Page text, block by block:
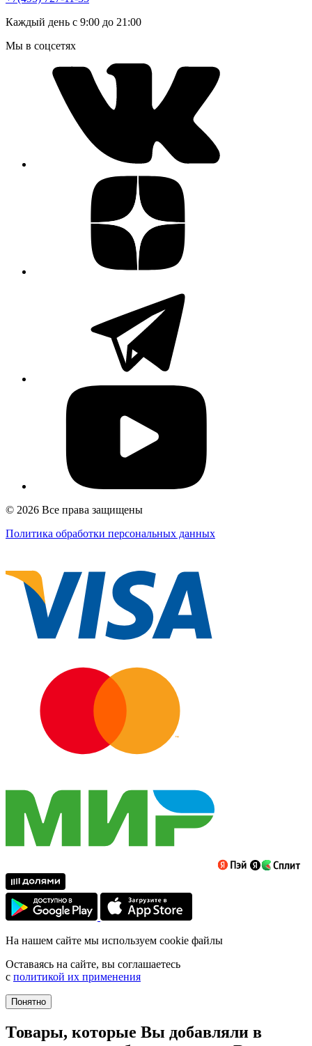
Каждый день с 9:00 до 21:00
Мы в соцсетях
© 2026 Все права защищены
Политика обработки персональных данных
На нашем сайте мы используем cookie файлы
Оставаясь на сайте, вы соглашаетесь
с политикой их применения
Понятно
Товары, которые Вы добавляли в